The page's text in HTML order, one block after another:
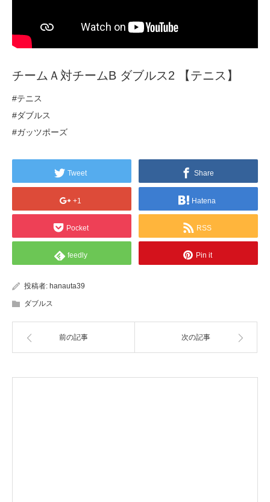
チームＡ対チームB ダブルス2 【テニス】
#テニス
#ダブルス
#ガッツポーズ
Tweet Share
+1 Hatena
Pocket RSS
feedly Pin it
投稿者: hanauta39
ダブルス
前の記事 次の記事